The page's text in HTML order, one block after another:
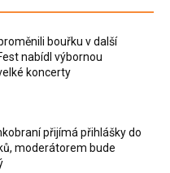
bouřku v další
nabídl výbornou
koncerty
přijímá přihlášky do
moderátorem bude